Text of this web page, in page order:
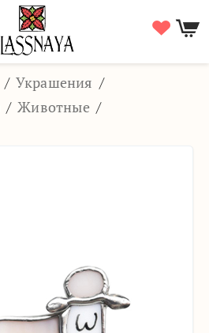
/ Украшения /
/ Животные /